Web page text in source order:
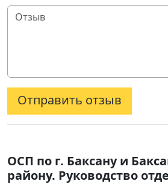
Отправить отзыв
ОСП по г. Баксану и
району. Руководство